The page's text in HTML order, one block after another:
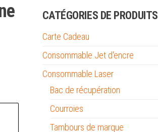
CATÉGORIES DE PRODUITS
Carte Cadeau
Consommable Jet d'encre
Consommable Laser
Bac de récupération
Courroies
Tambours de marque